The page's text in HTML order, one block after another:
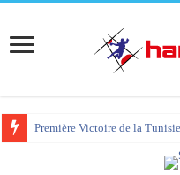
Première Victoire de la